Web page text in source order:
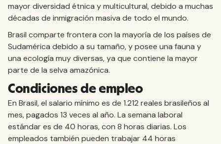
mayor diversidad étnica y multicultural, debido a muchas
décadas de inmigración masiva de todo el mundo.
Brasil comparte frontera con la mayoría de los países de
Sudamérica debido a su tamaño, y posee una fauna y
una ecología muy diversas, ya que contiene la mayor
parte de la selva amazónica.
Condiciones de empleo
En Brasil, el salario mínimo es de 1.212 reales brasileños al
mes, pagados 13 veces al año. La semana laboral
estándar es de 40 horas, con 8 horas diarias. Los
empleados también pueden trabajar 44 horas